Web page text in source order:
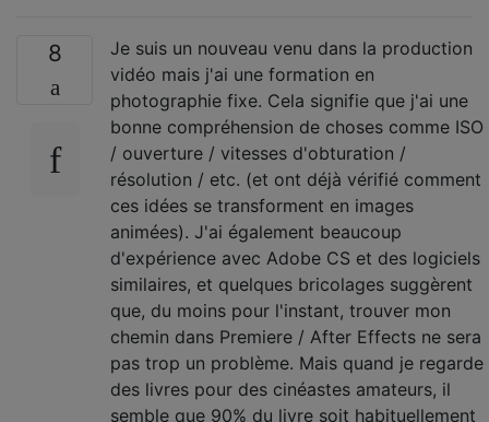
8
Je suis un nouveau venu dans la production
vidéo mais j'ai une formation en
photographie fixe. Cela signifie que j'ai une
bonne compréhension de choses comme ISO
/ ouverture / vitesses d'obturation /
résolution / etc. (et ont déjà vérifié comment
ces idées se transforment en images
animées). J'ai également beaucoup
d'expérience avec Adobe CS et des logiciels
similaires, et quelques bricolages suggèrent
que, du moins pour l'instant, trouver mon
chemin dans Premiere / After Effects ne sera
pas trop un problème. Mais quand je regarde
des livres pour des cinéastes amateurs, il
semble que 90% du livre soit habituellement